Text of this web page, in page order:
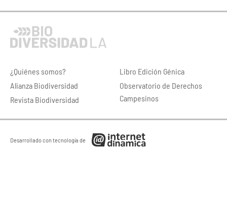
¿Quiénes somos?
Alianza Biodiversidad
Revista Biodiversidad
Libro Edición Génica
Observatorio de Derechos
Campesinos